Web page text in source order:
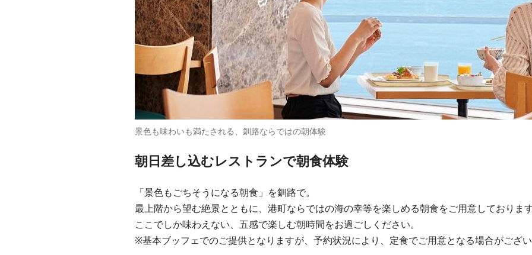
景色も味わいも満たされる、釧路ならではの朝体験
朝日差し込むレストランで朝食体験
「景色もごちそうになる朝食」を釧路で。
最上階から望む絶景とともに、港町ならではの海の幸等を楽しめる朝食をご用意しておりま
ここでしか味わえない、五感で楽しむ朝時間をお過ごしください。
※基本ブッフェでのご提供となりますが、予約状況により、定食でご用意となる場合がござ